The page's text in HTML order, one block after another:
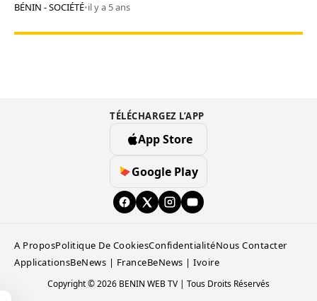
BÉNIN - SOCIÉTÉ•il y a 5 ans
TÉLÉCHARGEZ L’APP
App Store
Google Play
A ProposPolitique De CookiesConfidentialitéNous Contacter
ApplicationsBeNews | FranceBeNews | Ivoire
Copyright © 2026 BENIN WEB TV | Tous Droits Réservés